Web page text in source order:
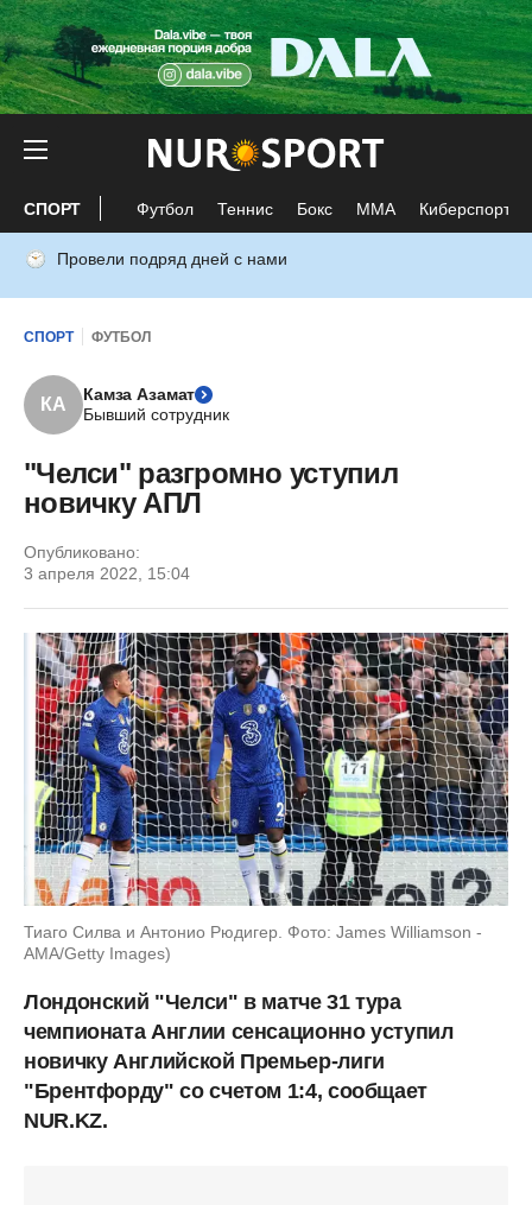
СПОРТ Футбол Теннис Бокс ММА Киберспорт
Провели подряд дней с нами
СПОРТ ФУТБОЛ
КА
Камза Азамат
Бывший сотрудник
"Челси" разгромно уступил
новичку АПЛ
Опубликовано:
3 апреля 2022, 15:04
Тиаго Силва и Антонио Рюдигер. Фото: James Williamson -
AMA/Getty Images)
Лондонский "Челси" в матче 31 тура
чемпионата Англии сенсационно уступил
новичку Английской Премьер-лиги
"Брентфорду" со счетом 1:4, сообщает
NUR.KZ.